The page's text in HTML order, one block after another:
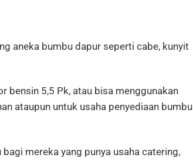
aneka bumbu dapur seperti cabe, kunyit
bensin 5,5 Pk, atau bisa menggunakan
ataupun untuk usaha penyediaan bumbu
mereka yang punya usaha catering,